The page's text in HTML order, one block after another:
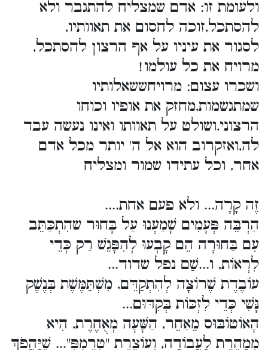
ולעומת זו: אדם שמצליח להתגבר ולא
להסתכל,זוכה לחסום את תאוותיו,
לסגור את עיניו על אף הרצון להסתכל,
מרויח את כל עולמו!
ושכרו עצום: מרויחששאלותיו
שמתגשמות,מחזק את אופיו וכוחו
הרצוני,ושולט על תאוותו ואינו נעשה עבד
לה,ואזקרוב הוא אל ה' יותר מכל אדם
אחר, וכל עתידו שמור ומצליח
זֶה קָרָה... ולא פעם אחת....
הַרְבֵּה פְּעָמִים שָׁמַעְנוּ עַל בָּחוּר שהִתְכַּתֵּב
עִם בַּחוּרָה הֵם קָבְעוּ לְהִפָּגֵשׁ רַק כְּדֵי
לִרְאוֹת, ו...שַׁם נפל שדוד...
עוֹבֶדֶת שֶׁרוֹצָה לְהִתְקַדֵּם, מִשְׁתַּמֶּשֶׁת בְּנֶשֶׁק
נָּשִׁי כְּדֵי לִזְכּוֹת בְּקִדּוּם...
הָאוֹטוֹבּוּס מֵאַחֵר, הַשָּׁעָה מְאֻחֶרֶת, הִיא
מְמַהֶרֶת לַעֲבוֹדָה, וְעוֹצֶרֶת "טְרֵמְפְּ"... שֶׁיַּהֲפֹךְ